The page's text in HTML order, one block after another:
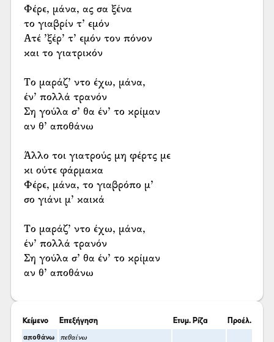
Φέρε, μάνα, ας σα ξένα
το γιαβρίν τ’ εμόν
Ατέ ’ξέρ’ τ’ εμόν τον πόνον
και το γιατρικόν
Το μαράζ’ ντο έχω, μάνα,
έν’ πολλά τρανόν
Ση γούλα σ’ θα έν’ το κρίμαν
αν θ’ αποθάνω
Άλλο τοι γιατρούς μη φέρτς με
κι ούτε φάρμακα
Φέρε, μάνα, το γιαβρόπο μ’
σο γιάνι μ’ καικά
Το μαράζ’ ντο έχω, μάνα,
έν’ πολλά τρανόν
Ση γούλα σ’ θα έν’ το κρίμαν
αν θ’ αποθάνω
Κείμενο Επεξήγηση Ετυμ. Ρίζα Προέλ.
αποθάνω πεθαίνω